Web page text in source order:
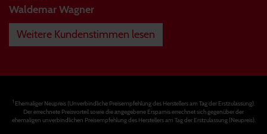
Waldemar Wagner
Weitere Kundenstimmen lesen
1Ehemaliger Neupreis (Unverbindliche Preisempfehlung des Herstellers am Tag der Erstzulassung).
Der errechnete Preisvorteil sowie die angegebene Ersparnis errechnet sich gegenüber der
ehemaligen unverbindlichen Preisempfehlung des Herstellers am Tag der Erstzulassung (Neupreis).